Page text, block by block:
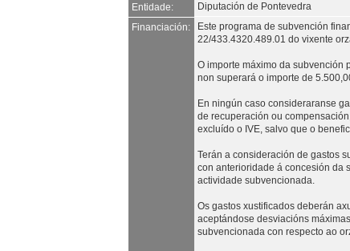
Entidade:
Diputación de Pontevedra
Financiación:
Este programa de subvención
22/433.4320.489.01 do vixente
O importe máximo da subvención
non superará o importe de
En ningún caso consideraranse
de recuperación ou
excluído o IVE, salvo que o
Terán a consideración de gastos
con anterioridade á concesión da
actividade subvencionada.
Os gastos xustificados deberán
aceptándose desviacións
subvencionada con respecto ao